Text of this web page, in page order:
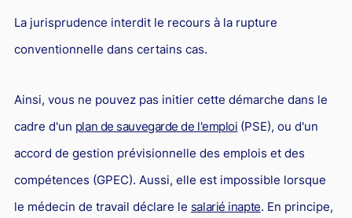
La jurisprudence interdit le recours à la rupture
conventionnelle dans certains cas.
Ainsi, vous ne pouvez pas initier cette démarche dans le
cadre d'un plan de sauvegarde de l'emploi (PSE), ou d'un
accord de gestion prévisionnelle des emplois et des
compétences (GPEC). Aussi, elle est impossible lorsque
le médecin de travail déclare le salarié inapte. En principe,